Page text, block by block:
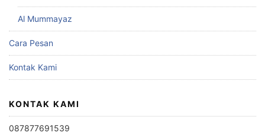
Al Mummayaz
Cara Pesan
Kontak Kami
KONTAK KAMI
087877691539